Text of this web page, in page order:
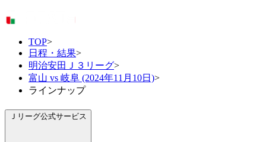
TOP>
日程・結果>
明治安田Ｊ３リーグ>
富山 vs 岐阜 (2024年11月10日)>
ラインナップ
Ｊリーグ公式サービス